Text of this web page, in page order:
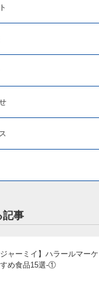
記事
ジャーミイ】ハラールマー
め食品15選-①